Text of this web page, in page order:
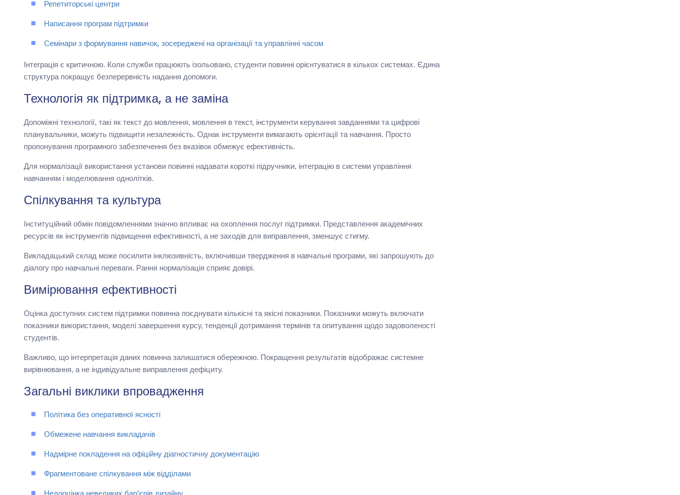
Репетиторські центри
Написання програм підтримки
Семінари з формування навичок, зосереджені на організації та управлінні часом
Інтеграція є критичною. Коли служби працюють ізольовано, студенти повинні орієнтуватися в кількох системах. Єдина
структура покращує безперервність надання допомоги.
Технологія як підтримка, а не заміна
Допоміжні технології, такі як текст до мовлення, мовлення в текст, інструменти керування завданнями та цифрові
планувальники, можуть підвищити незалежність. Однак інструменти вимагають орієнтації та навчання. Просто
пропонування програмного забезпечення без вказівок обмежує ефективність.
Для нормалізації використання установи повинні надавати короткі підручники, інтеграцію в системи управління
навчанням і моделювання однолітків.
Спілкування та культура
Інституційний обмін повідомленнями значно впливає на охоплення послуг підтримки. Представлення академічних
ресурсів як інструментів підвищення ефективності, а не заходів для виправлення, зменшує стигму.
Викладацький склад може посилити інклюзивність, включивши твердження в навчальні програми, які запрошують до
діалогу про навчальні переваги. Рання нормалізація сприяє довірі.
Вимірювання ефективності
Оцінка доступних систем підтримки повинна поєднувати кількісні та якісні показники. Показники можуть включати
показники використання, моделі завершення курсу, тенденції дотримання термінів та опитування щодо задоволеності
студентів.
Важливо, що інтерпретація даних повинна залишатися обережною. Покращення результатів відображає системне
вирівнювання, а не індивідуальне виправлення дефіциту.
Загальні виклики впровадження
Політика без оперативної ясності
Обмежене навчання викладачів
Надмірне покладення на офіційну діагностичну документацію
Фрагментоване спілкування між відділами